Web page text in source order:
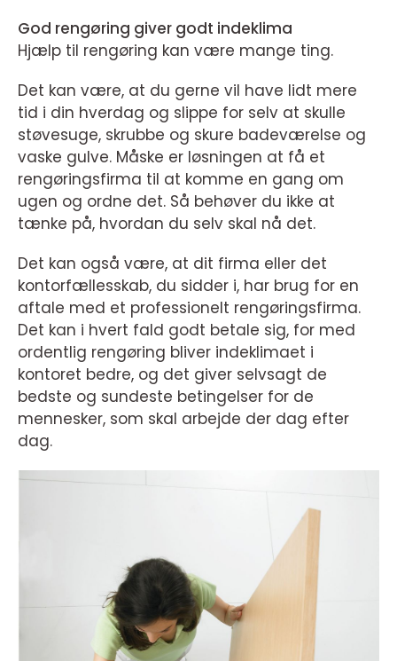
God rengøring giver godt indeklima
Hjælp til rengøring kan være mange ting.
Det kan være, at du gerne vil have lidt mere
tid i din hverdag og slippe for selv at skulle
støvesuge, skrubbe og skure badeværelse og
vaske gulve. Måske er løsningen at få et
rengøringsfirma til at komme en gang om
ugen og ordne det. Så behøver du ikke at
tænke på, hvordan du selv skal nå det.
Det kan også være, at dit firma eller det
kontorfællesskab, du sidder i, har brug for en
aftale med et professionelt rengøringsfirma.
Det kan i hvert fald godt betale sig, for med
ordentlig rengøring bliver indeklimaet i
kontoret bedre, og det giver selvsagt de
bedste og sundeste betingelser for de
mennesker, som skal arbejde der dag efter
dag.